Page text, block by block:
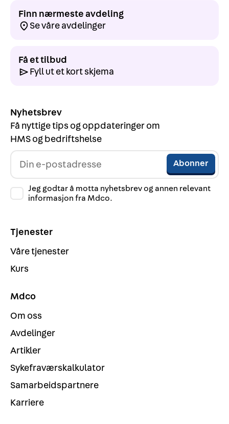
Finn nærmeste avdeling
Se våre avdelinger
Få et tilbud
Fyll ut et kort skjema
Nyhetsbrev
Få nyttige tips og oppdateringer om
HMS og bedriftshelse
Jeg godtar å motta nyhetsbrev og annen relevant
informasjon fra Mdco.
Tjenester
Våre tjenester
Kurs
Mdco
Om oss
Avdelinger
Artikler
Sykefraværskalkulator
Samarbeidspartnere
Karriere